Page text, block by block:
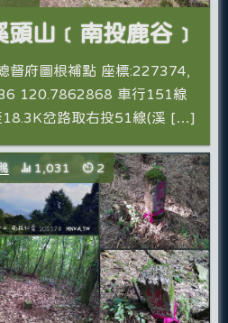
山﹝南投鹿谷﹞
督府圖根補點 座標:227374,
120.7862868 車行151線
18.3K岔路取右投51線(溪 […]
1,031 2